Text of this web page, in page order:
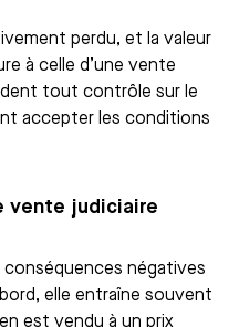
perdu, et la valeur
à celle d’une vente
tout contrôle sur le
accepter les conditions
vente judiciaire
conséquences négatives
elle entraîne souvent
est vendu à un prix